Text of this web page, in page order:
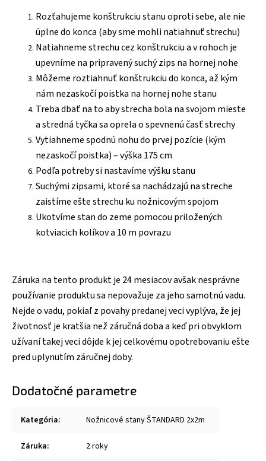
Rozťahujeme konštrukciu stanu oproti sebe, ale nie
úplne do konca (aby sme mohli natiahnuť strechu)
Natiahneme strechu cez konštrukciu a v rohoch je
upevníme na pripravený suchý zips na hornej nohe
Môžeme roztiahnuť konštrukciu do konca, až kým
nám nezaskočí poistka na hornej nohe stanu
Treba dbať na to aby strecha bola na svojom mieste
a stredná tyčka sa oprela o spevnenú časť strechy
Vytiahneme spodnú nohu do prvej pozície (kým
nezaskočí poistka) – výška 175 cm
Podľa potreby si nastavíme výšku stanu
Suchými zipsami, ktoré sa nachádzajú na streche
zaistíme ešte strechu ku nožnicovým spojom
Ukotvíme stan do zeme pomocou priložených
kotviacich kolíkov a 10 m povrazu
Záruka na tento produkt je 24 mesiacov avšak nesprávne
používanie produktu sa nepovažuje za jeho samotnú vadu.
Nejde o vadu, pokiaľ z povahy predanej veci vyplýva, že jej
životnosť je kratšia než záručná doba a keď pri obvyklom
užívaní takej veci dôjde k jej celkovému opotrebovaniu ešte
pred uplynutím záručnej doby.
Dodatočné parametre
Kategória: Nožnicové stany ŠTANDARD 2x2m
Záruka: 2 roky